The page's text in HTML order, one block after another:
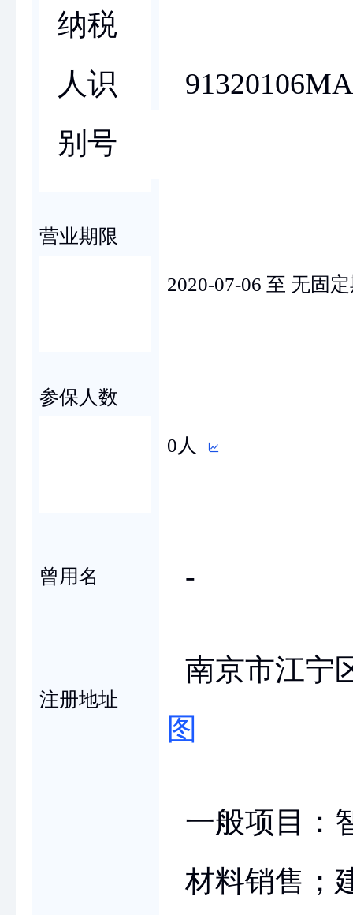
纳税
人识
别号
营业期限
2020-07-06 至 无固
参保人数
0人
曾用名 -
注册地址
南京市江宁
图
一般项目：
材料销售；